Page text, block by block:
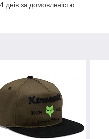
днів за домовленістю